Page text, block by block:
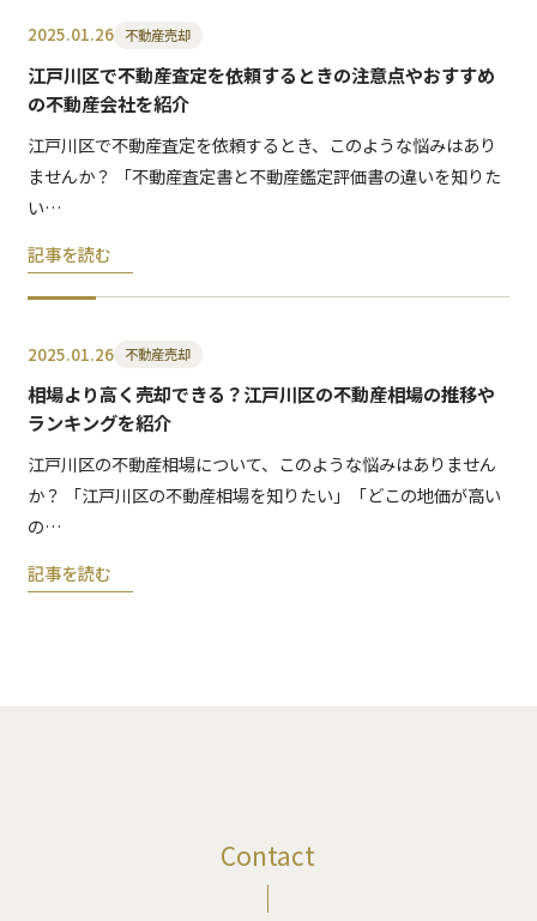
2025.01.26 不動産売却
江戸川区で不動産査定を依頼するときの注意点やおすすめ
の不動産会社を紹介
江戸川区で不動産査定を依頼するとき、このような悩みはあり
ませんか？ 「不動産査定書と不動産鑑定評価書の違いを知りた
い…
記事を読む
2025.01.26 不動産売却
相場より高く売却できる？江戸川区の不動産相場の推移や
ランキングを紹介
江戸川区の不動産相場について、このような悩みはありません
か？ 「江戸川区の不動産相場を知りたい」「どこの地価が高い
の…
記事を読む
Contact